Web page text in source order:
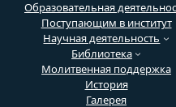
Образовательная
Поступающим в институт
Научная деятельность
Библиотека
Молитвенная поддержка
История
Галерея